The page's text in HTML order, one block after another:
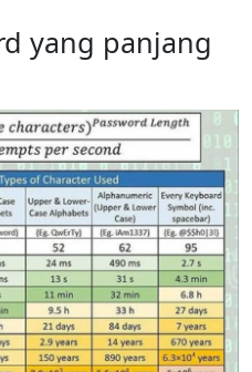
yang panjang